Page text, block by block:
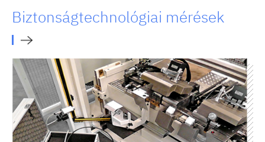
Biztonságtechnológiai mérések